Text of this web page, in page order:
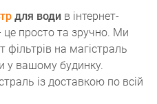
для води в інтернет-
це просто та зручно. Ми
на магістраль
у вашому будинку.
із доставкою по всій